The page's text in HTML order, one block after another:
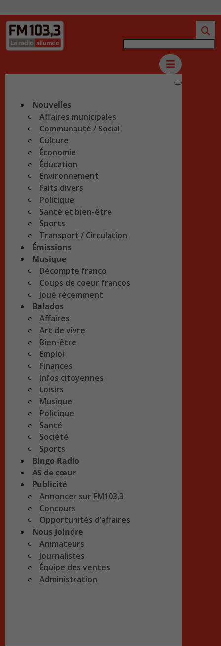
Nouvelles
Affaires municipales
Communauté / Social
Culture
Économie
Éducation
Environnement
Faits divers
Politique
Santé et bien-être
Sports
Transport / Circulation
Émissions
Musique
Décompte franco
Coups de coeur francos
Joué récemment
Balados
Affaires
Art de vivre
Bien-être
Emploi
Finances
Infos citoyennes
Loisirs
Musique
Politique
Santé
Société
Sports
Bingo Radio
AS de cœur
Publicité
Annoncer sur FM103,3
Concours
Opportunités d’affaires
Nous Joindre
Animateurs
Journalistes
Équipe des ventes
Administration